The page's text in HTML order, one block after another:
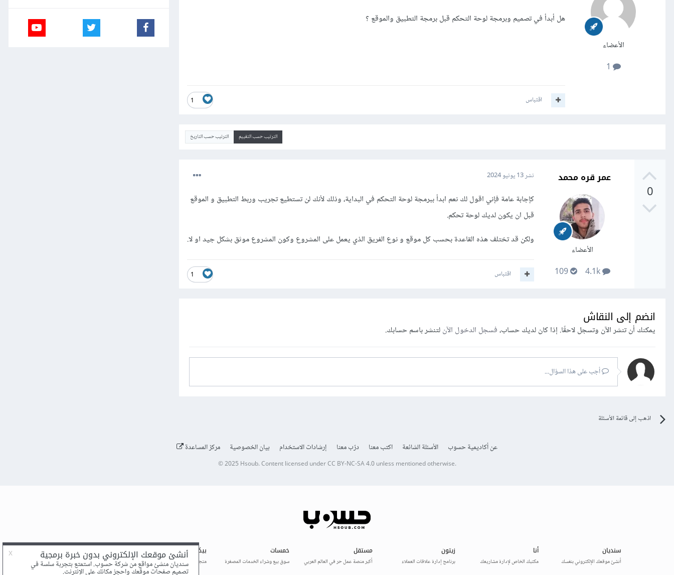
الأعضاء
هل أبدأ في تصميم وبرمجة لوحة التحكم قبل برمجة التطبيق والموقع ؟
1 اقتباس
الترتيب حسب التقييم الترتيب حسب التاريخ
0
عمر قره محمد
الأعضاء
4.1k
109
نشر13 يونيو 2024
كإجابة عامة فإني اقول لك نعم ابدأ ببرمجة لوحة التحكم في البداية، وذلك لأنك لن تستطيع تجريب وربط التطبيق و الموقع
قبل ان يكون لديك لوحة تحكم.
ولكن قد تختلف هذه القاعدة بحسب كل موقع و نوع الفريق الذي يعمل على المشروع وكون المشروع موثق بشكل جيد او لا.
1 اقتباس
انضم إلى النقاش
يمكنك أن تنشر الآن وتسجل لاحقًا. إذا كان لديك حساب،فسجل الدخول الآنلتنشر باسم حسابك.
أجب على هذا السؤال...
اذهب إلى قائمة الأسئلة
عن أكاديمية حسوب الأسئلة الشائعة اكتب معنا درّب معنا إرشادات الاستخدام بيان الخصوصية مركز المساعدة
© 2025 Hsoub.Content licensed underCC BY-NC-SA 4.0unless mentioned otherwise.